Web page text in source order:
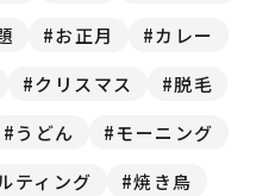
情報
報
お正月
カレー
クリスマス
脱毛
うどん
モーニング
ティング
焼き鳥